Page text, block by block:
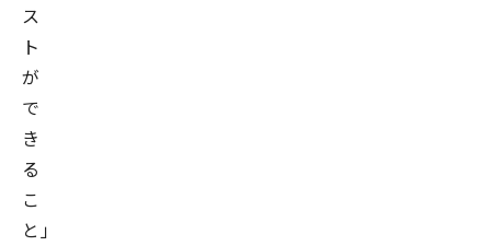
ス
ト
が
で
き
る
こ
と」